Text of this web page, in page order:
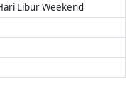
Libur Weekend